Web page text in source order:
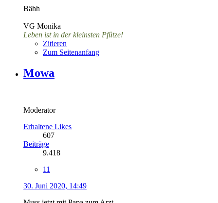
Bähh
VG Monika
Leben ist in der kleinsten Pfütze!
Zitieren
Zum Seitenanfang
Mowa
Moderator
Erhaltene Likes
607
Beiträge
9.418
11
30. Juni 2020, 14:49